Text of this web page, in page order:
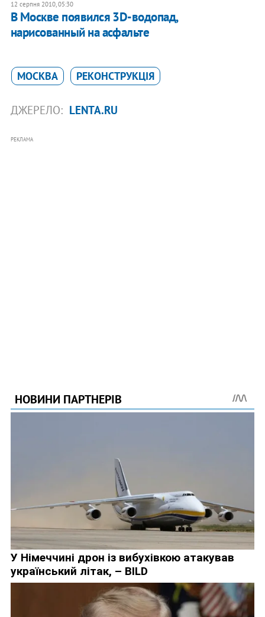
12 серпня 2010, 05:30
В Москве появился 3D-водопад,
нарисованный на асфальте
МОСКВА РЕКОНСТРУКЦІЯ
ДЖЕРЕЛО: LENTA.RU
РЕКЛАМА